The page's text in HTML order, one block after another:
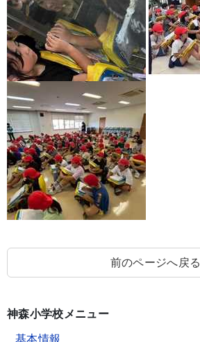
前のページへ戻る
神森小学校メニュー
基本情報